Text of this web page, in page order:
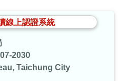
線上認證系統
2030
Taichung City